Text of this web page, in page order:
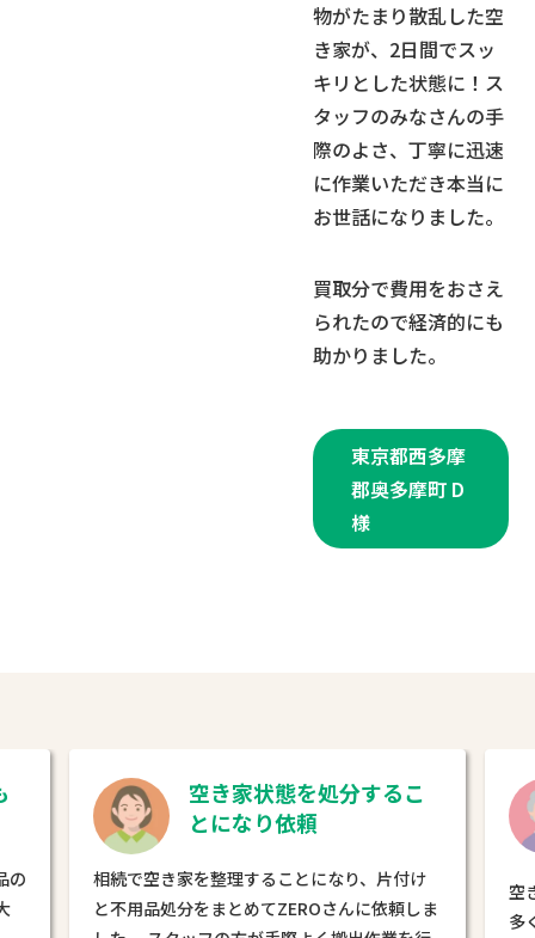
物がたまり散乱した空
き家が、2日間でスッ
キリとした状態に！ス
タッフのみなさんの手
際のよさ、丁寧に迅速
に作業いただき本当に
お世話になりました。
買取分で費用をおさえ
られたので経済的にも
助かりました。
東京都西多摩
郡奥多摩町 D
様
不用品の買取で費用をお
さえることができまし
空き家の処分を考えていましたが、不用品が
多く処分費用が不安でした。お片付けサポー
両
ミ